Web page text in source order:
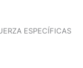
ESPECÍFICAS